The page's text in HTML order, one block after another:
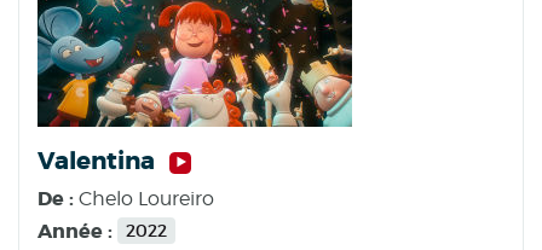
Valentina
De : Chelo Loureiro
Année : 2022